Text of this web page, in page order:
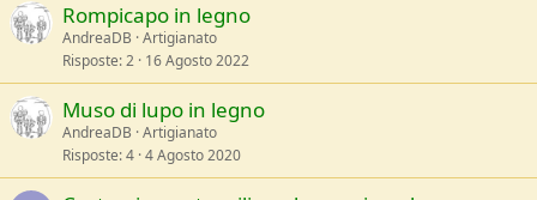
Rompicapo in legno
AndreaDB Artigianato
Risposte 2 16 Agosto 2022
Muso di lupo in legno
AndreaDB Artigianato
Risposte 4 4 Agosto 2020